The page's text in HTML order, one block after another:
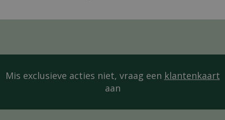
Mis exclusieve acties niet, vraag een klantenkaart
aan